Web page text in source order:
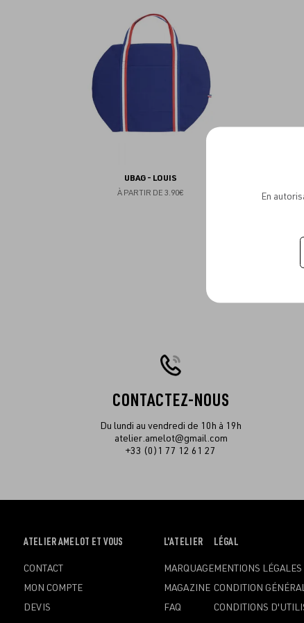
UBAG - LOUIS
À PARTIR DE 3.90€
CONTACTEZ-NOUS
Du lundi au vendredi de 10h à 19h
atelier.amelot@gmail.com
+33 (0)1 77 12 61 27
OUVRIR
MENU
ATELIER AMELOT ET VOUS
CONTACT
MON COMPTE
DEVIS
OUVRIR
MENU
L'ATELIER
MARQUAGE
MAGAZINE
FAQ
OUVRIR
MENU
LÉGAL
MENTIONS LÉGALES
CONDITION
CONDITIONS
En